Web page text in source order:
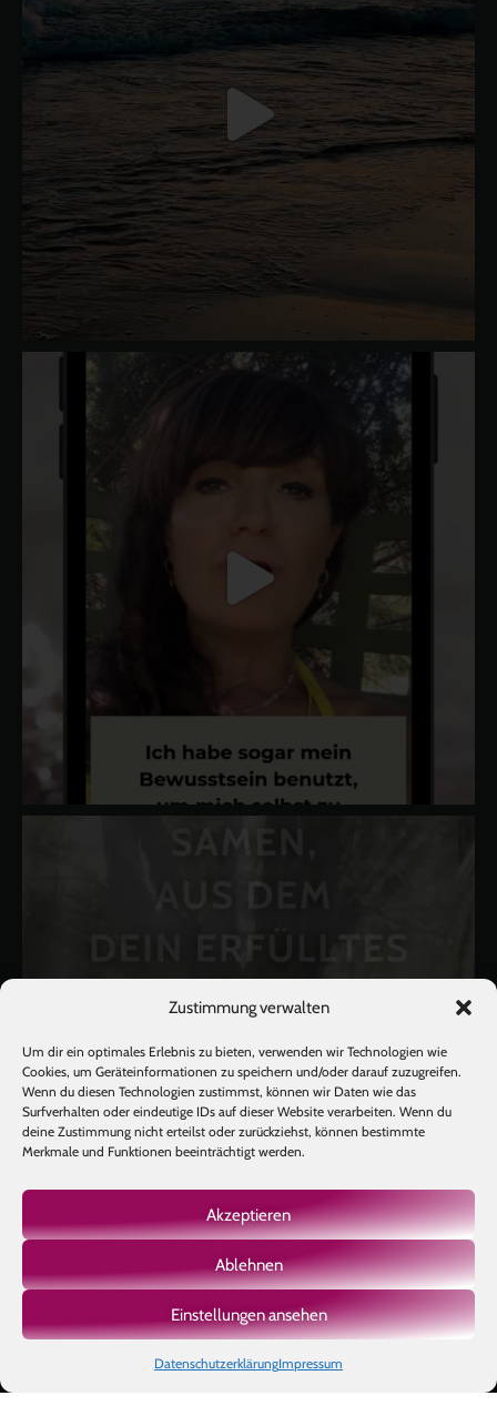
Zustimmung verwalten
Um dir ein optimales Erlebnis zu bieten, verwenden wir Technologien wie
Cookies, um Geräteinformationen zu speichern und/oder darauf zuzugreifen.
Wenn du diesen Technologien zustimmst, können wir Daten wie das
Surfverhalten oder eindeutige IDs auf dieser Website verarbeiten. Wenn du
deine Zustimmung nicht erteilst oder zurückziehst, können bestimmte
Merkmale und Funktionen beeinträchtigt werden.
Akzeptieren
Ablehnen
Einstellungen ansehen
DatenschutzerklärungImpressum
Mehr laden Auf Instagram folgen